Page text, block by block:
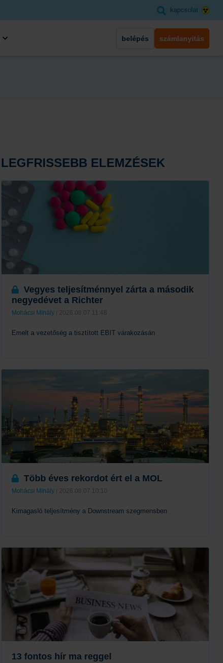
kapcsolat
belépés számlanyitás
LEGFRISSEBB ELEMZÉSEK
Vegyes teljesítménnyel zárta a második
negyedévet a Richter
Mohácsi Mihály | 2026.08.07 11:48
Emelt a vezetőség a tisztított EBIT várakozásán
Több éves rekordot ért el a MOL
Mohácsi Mihály | 2026.08.07 10:10
Kimagasló teljesítmény a Downstream szegmensben
Tovább
13 fontos hír ma reggel